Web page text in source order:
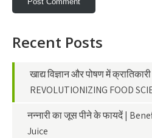
Recent Posts
खाद्य विज्ञान और पोषण में
REVOLUTIONIZING FOOD
नन्नारी का जूस पीने के फायदें |
Juice